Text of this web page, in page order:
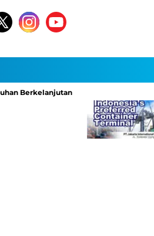
Berkelanjutan